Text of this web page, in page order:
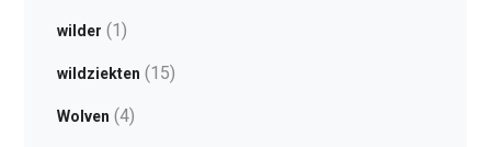
wilder (1)
wildziekten (15)
Wolven (4)